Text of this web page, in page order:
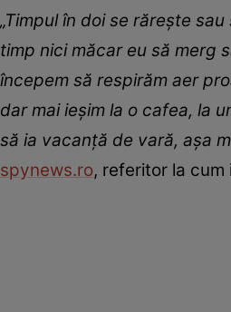
„Timpul în doi se rărește
timp nici măcar eu să merg
începem să respirăm aer
dar mai ieșim la o cafea, la
să ia vacanță de vară, așa
spynews.ro, referitor la